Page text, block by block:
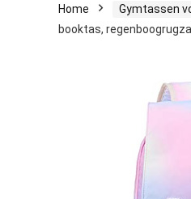
Home Gymtassen
booktas,